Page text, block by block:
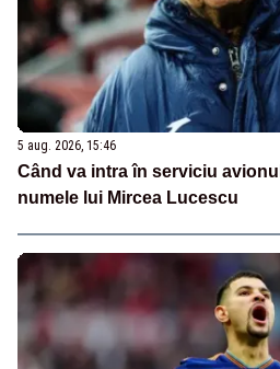
5 aug. 2026, 15:46
Când va intra în serviciu
numele lui Mircea Lucescu